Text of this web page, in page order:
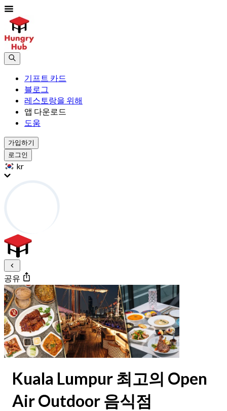
기프트 카드
블로그
레스토랑을 위해
앱 다운로드
도움
가입하기
로그인
kr
공유
Kuala Lumpur 최고의 Open
Air Outdoor 음식점